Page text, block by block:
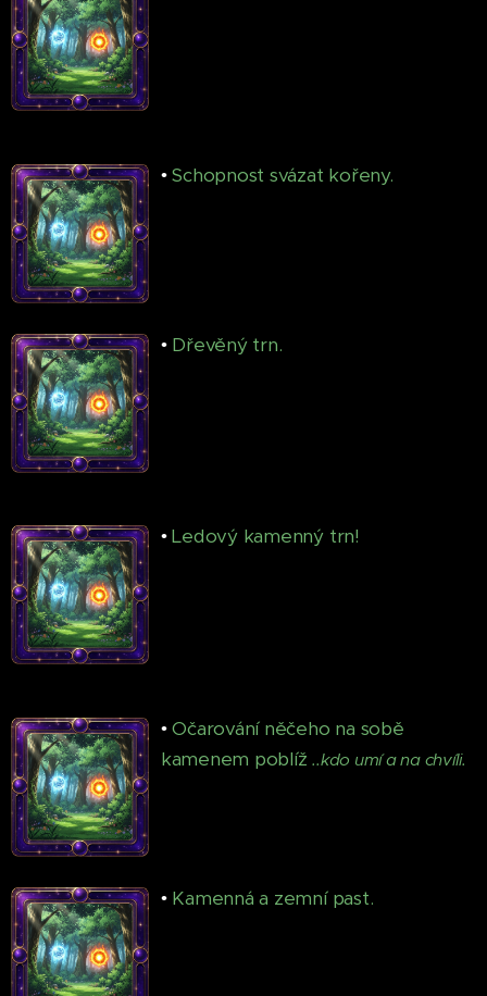
•Schopnost svázat kořeny.
•Dřevěný trn.
•Ledový kamenný trn!
•Očarování něčeho na sobě
kamenem poblíž..kdo umí a na chvíli.
•Kamenná a zemní past.